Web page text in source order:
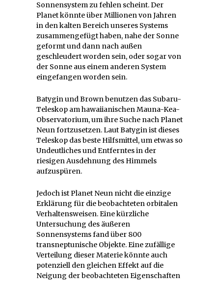
Sonnensystem zu fehlen scheint. Der
Planet könnte über Millionen von Jahren
in den kalten Bereich unseres Systems
zusammengefügt haben, nahe der Sonne
geformt und dann nach außen
geschleudert worden sein, oder sogar von
der Sonne aus einem anderen System
eingefangen worden sein.
Batygin und Brown benutzen das Subaru-
Teleskop am hawaiianischen Mauna-Kea-
Observatorium, um ihre Suche nach Planet
Neun fortzusetzen. Laut Batygin ist dieses
Teleskop das beste Hilfsmittel, um etwas so
Undeutliches und Entferntes in der
riesigen Ausdehnung des Himmels
aufzuspüren.
Jedoch ist Planet Neun nicht die einzige
Erklärung für die beobachteten orbitalen
Verhaltensweisen. Eine kürzliche
Untersuchung des äußeren
Sonnensystems fand über 800
transneptunische Objekte. Eine zufällige
Verteilung dieser Materie könnte auch
potenziell den gleichen Effekt auf die
Neigung der beobachteten Eigenschaften